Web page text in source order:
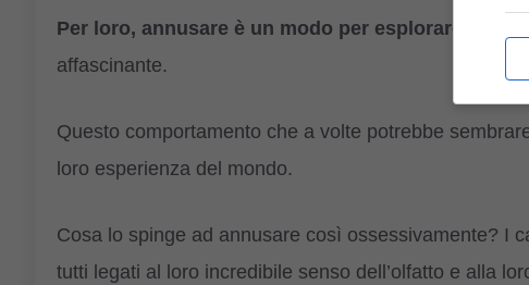
Per loro, annusare è un modo per esplorare
affascinante.
Questo comportamento che a volte potrebbe
loro esperienza del mondo.
Cosa lo spinge ad annusare così ossessivamente? I
tutti legati al loro incredibile senso dell’olfatto e alla